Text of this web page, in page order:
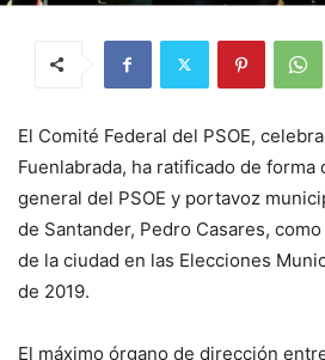
El Comité Federal del PSOE,
Fuenlabrada, ha ratificado de
general del PSOE y portavoz
de Santander, Pedro Casares,
de la ciudad en las Elecciones
de 2019.
El máximo órgano de dirección